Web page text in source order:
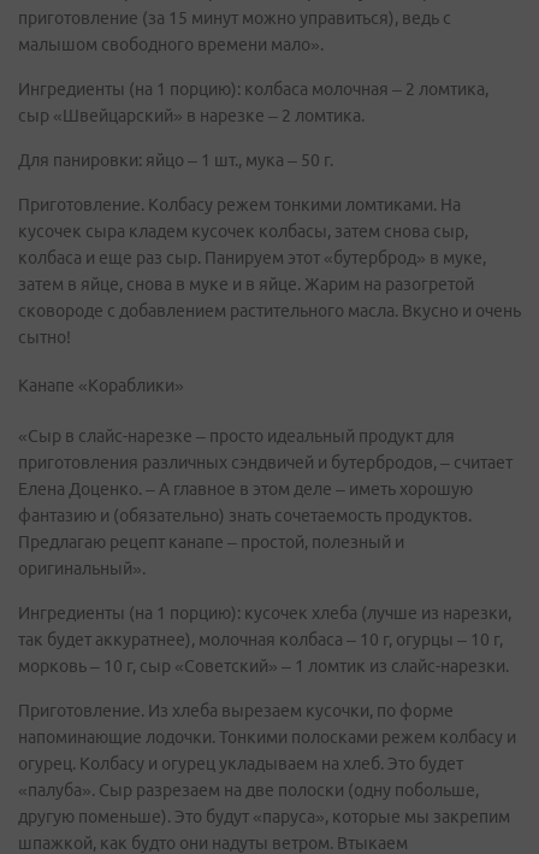
приготовление (за 15 минут можно управиться), ведь с
малышом свободного времени мало».
Ингредиенты (на 1 порцию): колбаса молочная – 2 ломтика,
сыр «Швейцарский» в нарезке – 2 ломтика.
Для панировки: яйцо – 1 шт., мука – 50 г.
Приготовление. Колбасу режем тонкими ломтиками. На
кусочек сыра кладем кусочек колбасы, затем снова сыр,
колбаса и еще раз сыр. Панируем этот «бутерброд» в муке,
затем в яйце, снова в муке и в яйце. Жарим на разогретой
сковороде с добавлением растительного масла. Вкусно и очень
сытно!
Канапе «Кораблики»
«Сыр в слайс-нарезке – просто идеальный продукт для
приготовления различных сэндвичей и бутербродов, – считает
Елена Доценко. – А главное в этом деле – иметь хорошую
фантазию и (обязательно) знать сочетаемость продуктов.
Предлагаю рецепт канапе – простой, полезный и
оригинальный».
Ингредиенты (на 1 порцию): кусочек хлеба (лучше из нарезки,
так будет аккуратнее), молочная колбаса – 10 г, огурцы – 10 г,
морковь – 10 г, сыр «Советский» – 1 ломтик из слайс-нарезки.
Приготовление. Из хлеба вырезаем кусочки, по форме
напоминающие лодочки. Тонкими полосками режем колбасу и
огурец. Колбасу и огурец укладываем на хлеб. Это будет
«палуба». Сыр разрезаем на две полоски (одну побольше,
другую поменьше). Это будут «паруса», которые мы закрепим
шпажкой, как будто они надуты ветром. Втыкаем